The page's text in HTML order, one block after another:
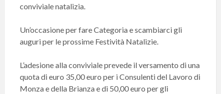
conviviale natalizia.
Un’occasione per fare Categoria e scambiarci gli
auguri per le prossime Festività Natalizie.
L’adesione alla conviviale prevede il versamento di una
quota di euro 35,00 euro per i Consulenti del Lavoro di
Monza e della Brianza e di 50,00 euro per gli